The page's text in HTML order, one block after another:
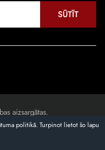
politikā. Turpinot lietot šo lapu
SŪTĪT
aizsargātas.